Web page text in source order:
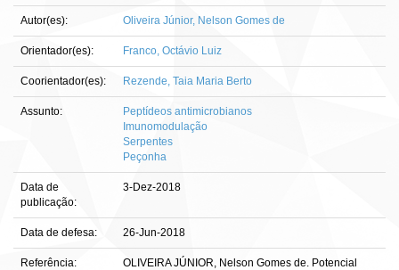
Autor(es): Oliveira Júnior, Nelson Gomes de
Orientador(es): Franco, Octávio Luiz
Coorientador(es): Rezende, Taia Maria Berto
Assunto:
Peptídeos antimicrobianos
Imunomodulação
Serpentes
Peçonha
Data de
publicação:
3-Dez-2018
Data de defesa: 26-Jun-2018
Referência:
OLIVEIRA JÚNIOR, Nelson Gomes de. Potencial